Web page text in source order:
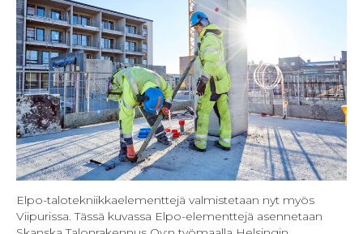
Elpo-talotekniikkaelementtejä valmistetaan nyt myös
Viipurissa. Tässä kuvassa Elpo-elementtejä asennetaan